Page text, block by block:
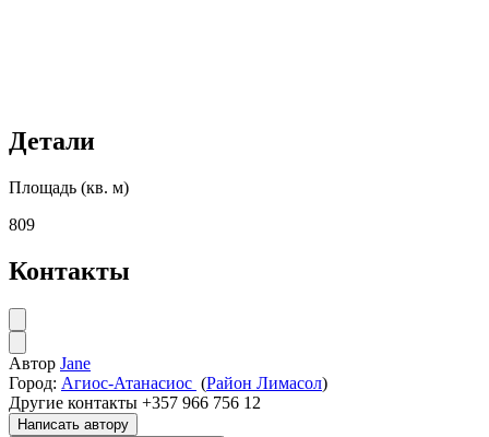
Детали
Площадь (кв. м)
809
Контакты
Автор Jane
Город: Агиос-Атанасиос (Район Лимасол)
Другие контакты +357 966 756 12
Написать автору